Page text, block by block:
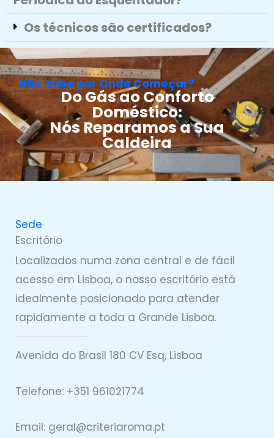
Os técnicos são certificados?
Não Sabe por Onde Começar?
Do Gás ao Conforto
Doméstico:
Nós Reparamos a Sua
Caldeira
Sede
Escritório
Localizados numa zona central e de fácil
acesso em Lisboa, o nosso escritório está
idealmente posicionado para atender
rapidamente a toda a Grande Lisboa.
Avenida do Brasil 180 CV Esq, Lisboa
Telefone: +351 961021774
Email: geral@criteriaroma.pt